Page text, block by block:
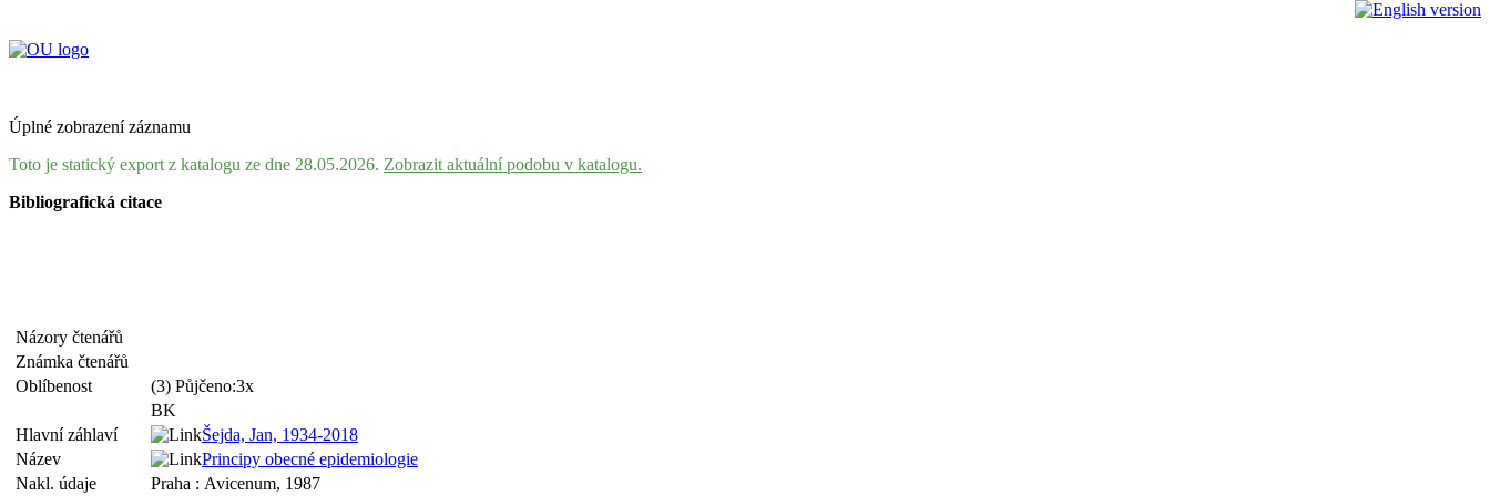
Úplné zobrazení záznamu
Toto je statický export z katalogu ze dne 28.05.2026. Zobrazit aktuální podobu v katalogu.
Bibliografická citace
Názory čtenářů
Známka čtenářů
Oblíbenost
(3) Půjčeno:3x
BK
Hlavní záhlaví
Šejda, Jan, 1934-2018
Název
Principy obecné epidemiologie
Nakl. údaje
Praha : Avicenum, 1987